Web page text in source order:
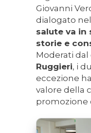
Giovanni
dialogato
salute va in
storie e
Moderati dal
Ruggieri, i
eccezione
valore della
promozione